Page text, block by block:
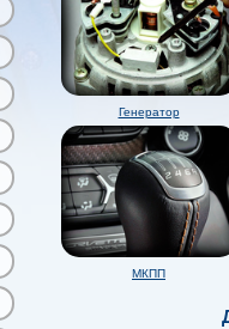
Генератор
МКПП